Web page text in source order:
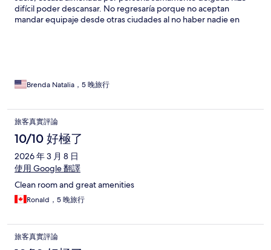
difícil poder descansar. No regresaría porque no aceptan
mandar equipaje desde otras ciudades al no haber nadie en
amenidades, mejor comunicados y hasta Onsen por el mismo o
Brenda Natalia，5 晚旅行
旅客真實評論
10/10 好極了
2026 年 3 月 8 日
使用 Google 翻譯
Clean room and great amenities
Ronald，5 晚旅行
旅客真實評論